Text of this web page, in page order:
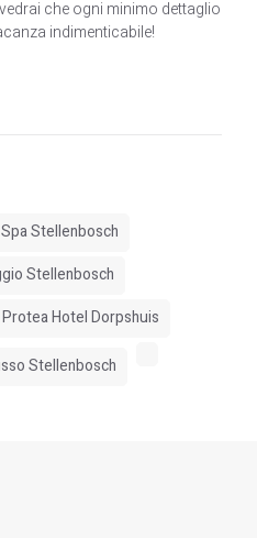
che ogni minimo dettaglio
indimenticabile!
Spa Stellenbosch
Stellenbosch
Protea Hotel Dorpshuis
Stellenbosch